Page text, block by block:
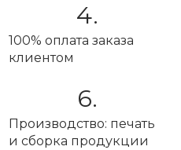
4.
100% оплата заказа
клиентом
6.
Производство: печать
и сборка продукции